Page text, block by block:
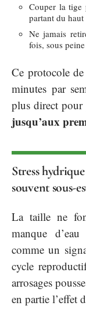
Couper la tige
partant du
Ne jamais
fois, sous
Ce protocole
minutes par
plus direct pour
jusqu’aux
Stress
souvent sous-
La taille ne
manque
comme un
cycle
arrosages
en partie l’effet